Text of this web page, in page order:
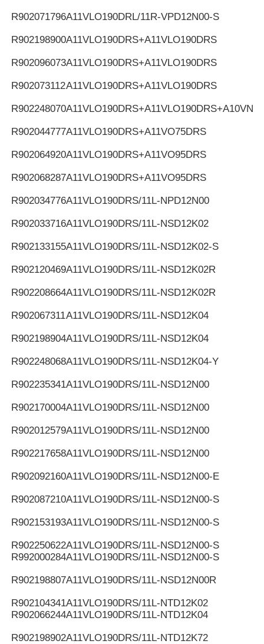
R902071796A11VLO190DRL/11R-VPD12N00-S
R902198900A11VLO190DRS+A11VLO190DRS
R902096073A11VLO190DRS+A11VLO190DRS
R902073112A11VLO190DRS+A11VLO190DRS
R902248070
R902044777A11VLO190DRS+A11VO75DRS
R902064920A11VLO190DRS+A11VO95DRS
R902068287A11VLO190DRS+A11VO95DRS
R902034776A11VLO190DRS/11L-NPD12N00
R902033716A11VLO190DRS/11L-NSD12K02
R902133155A11VLO190DRS/11L-NSD12K02-S
R902120469A11VLO190DRS/11L-NSD12K02R
R902208664A11VLO190DRS/11L-NSD12K02R
R902067311A11VLO190DRS/11L-NSD12K04
R902198904A11VLO190DRS/11L-NSD12K04
R902248068A11VLO190DRS/11L-NSD12K04-Y
R902235341A11VLO190DRS/11L-NSD12N00
R902170004A11VLO190DRS/11L-NSD12N00
R902012579A11VLO190DRS/11L-NSD12N00
R902217658A11VLO190DRS/11L-NSD12N00
R902092160A11VLO190DRS/11L-NSD12N00-E
R902087210A11VLO190DRS/11L-NSD12N00-S
R902153193A11VLO190DRS/11L-NSD12N00-S
R902250622A11VLO190DRS/11L-NSD12N00-S
R992000284A11VLO190DRS/11L-NSD12N00-S
R902198807A11VLO190DRS/11L-NSD12N00R
R902104341A11VLO190DRS/11L-NTD12K02
R902066244A11VLO190DRS/11L-NTD12K04
R902198902A11VLO190DRS/11L-NTD12K72